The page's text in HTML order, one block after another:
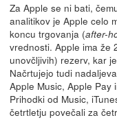
Za Apple se ni bati,
analitikov je Apple celo
koncu trgovanja (after-
vrednosti. Apple ima že
unovčljivih) rezerv, kar
Načrtujejo tudi
Apple Music, Apple Pay
Prihodki od Music,
četrtletju povečali za